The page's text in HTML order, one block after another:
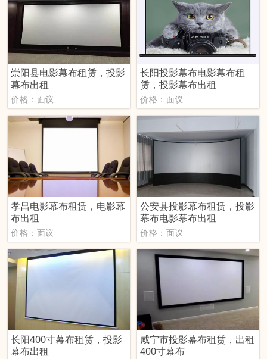
崇阳县电影幕布租赁，投影
幕布出租
价格：面议
长阳投影幕布电影幕布租
赁，投影幕布出租
价格：面议
孝昌电影幕布租赁，电影幕
布出租
价格：面议
公安县投影幕布租赁，投影
幕布电影幕布出租
价格：面议
长阳400寸幕布租赁，投影
幕布出租
咸宁市投影幕布租赁，出租
400寸幕布